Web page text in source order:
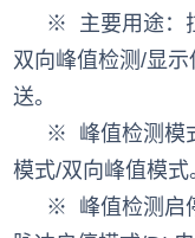
※ 主要用途：
双向峰值检测/显
送。
※ 峰值检测模
模式/双向峰值模式
※ 峰值检测启